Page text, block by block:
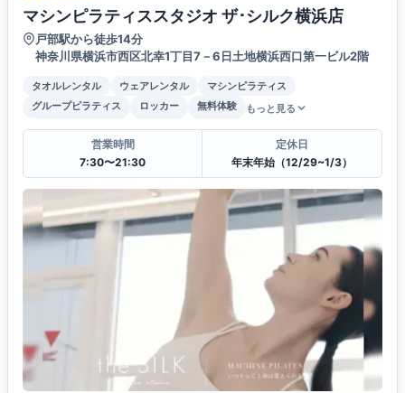
マシンピラティススタジオ ザ･シルク横浜店
戸部駅から徒歩14分
神奈川県横浜市西区北幸1丁目7－6日土地横浜西口第一ビル2階
タオルレンタル ウェアレンタル
マシンピラティス
グループピラティス
ロッカー 無料体験 もっと見る
営業時間
7:30〜21:30
定休日
年末年始（12/29~1/3）